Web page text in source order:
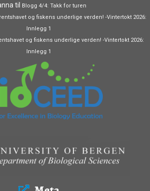
til Blogg 4/4: Takk for turen
og fiskens underlige verden! -Vintertokt 2026:
Innlegg 1
og fiskens underlige verden! -Vintertokt 2026:
Innlegg 1